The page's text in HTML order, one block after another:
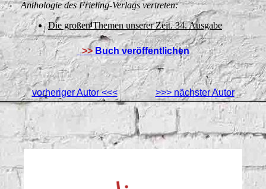
Anthologie des Frieling-Verlags vertreten:
Die großen Themen unserer Zeit. 34. Ausgabe
>> Buch veröffentlichen
vorheriger Autor <<< >>> nächster Autor